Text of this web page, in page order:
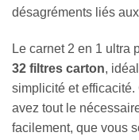
désagréments liés
Le carnet 2 en 1 ultra
32 filtres carton,
simplicité et efficacité.
avez tout le
facilement, que vous